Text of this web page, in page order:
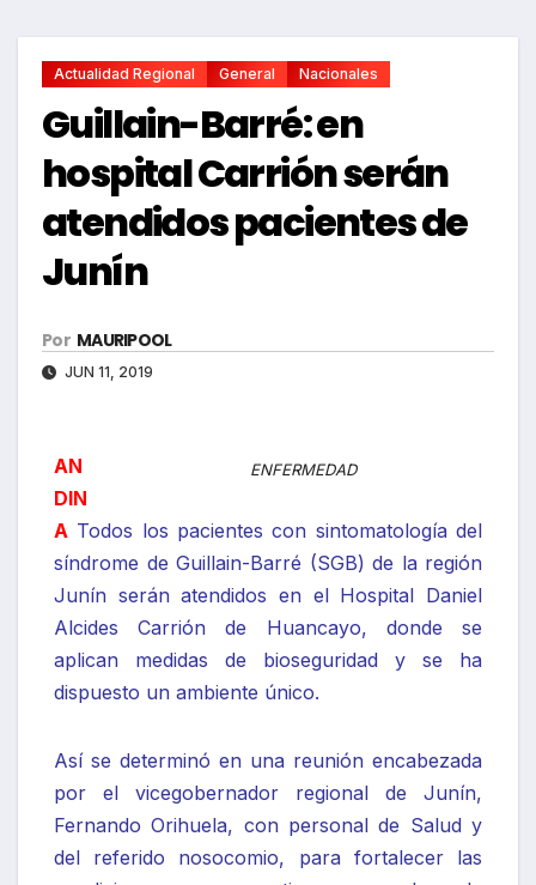
Actualidad Regional General Nacionales
Guillain-Barré: en
hospital Carrión serán
atendidos pacientes de
Junín
Por MAURIPOOL
JUN 11, 2019
ENFERMEDAD
AN
DIN
A Todos los pacientes con sintomatología del
síndrome de Guillain-Barré (SGB) de la región
Junín serán atendidos en el Hospital Daniel
Alcides Carrión de Huancayo, donde se
aplican medidas de bioseguridad y se ha
dispuesto un ambiente único.
Así se determinó en una reunión encabezada
por el vicegobernador regional de Junín,
Fernando Orihuela, con personal de Salud y
del referido nosocomio, para fortalecer las